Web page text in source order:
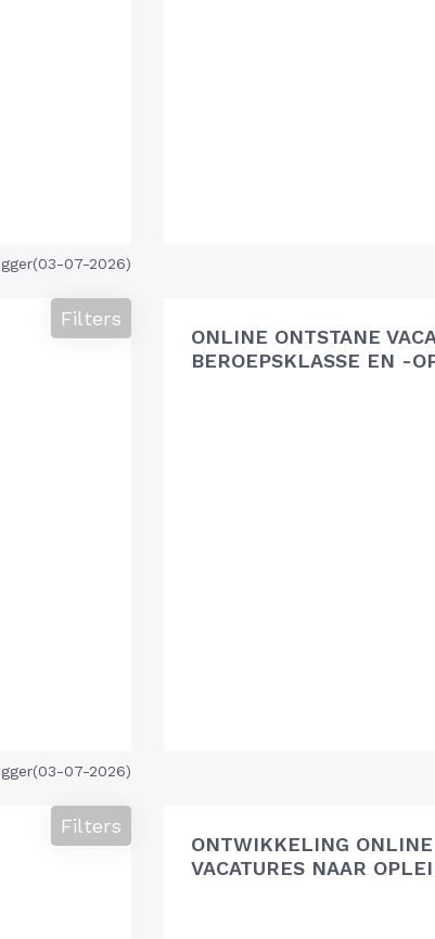
07-2026)
Filters
07-2026)
ONLINE ONTSTANE
BEROEPSKLASSE EN -
Filters
ONTWIKKELING ONLINE
VACATURES NAAR